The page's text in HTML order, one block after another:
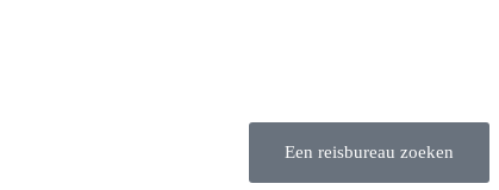
Een reisbureau zoeken